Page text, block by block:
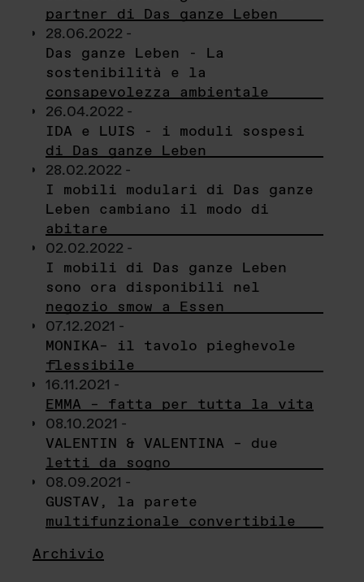
partner di Das ganze Leben
28.06.2022 -
Das ganze Leben - La
sostenibilità e la
consapevolezza ambientale
26.04.2022 -
IDA e LUIS - i moduli sospesi
di Das ganze Leben
28.02.2022 -
I mobili modulari di Das ganze
Leben cambiano il modo di
abitare
02.02.2022 -
I mobili di Das ganze Leben
sono ora disponibili nel
negozio smow a Essen
07.12.2021 -
MONIKA– il tavolo pieghevole
flessibile
16.11.2021 -
EMMA – fatta per tutta la vita
08.10.2021 -
VALENTIN & VALENTINA – due
letti da sogno
08.09.2021 -
GUSTAV, la parete
multifunzionale convertibile
Archivio